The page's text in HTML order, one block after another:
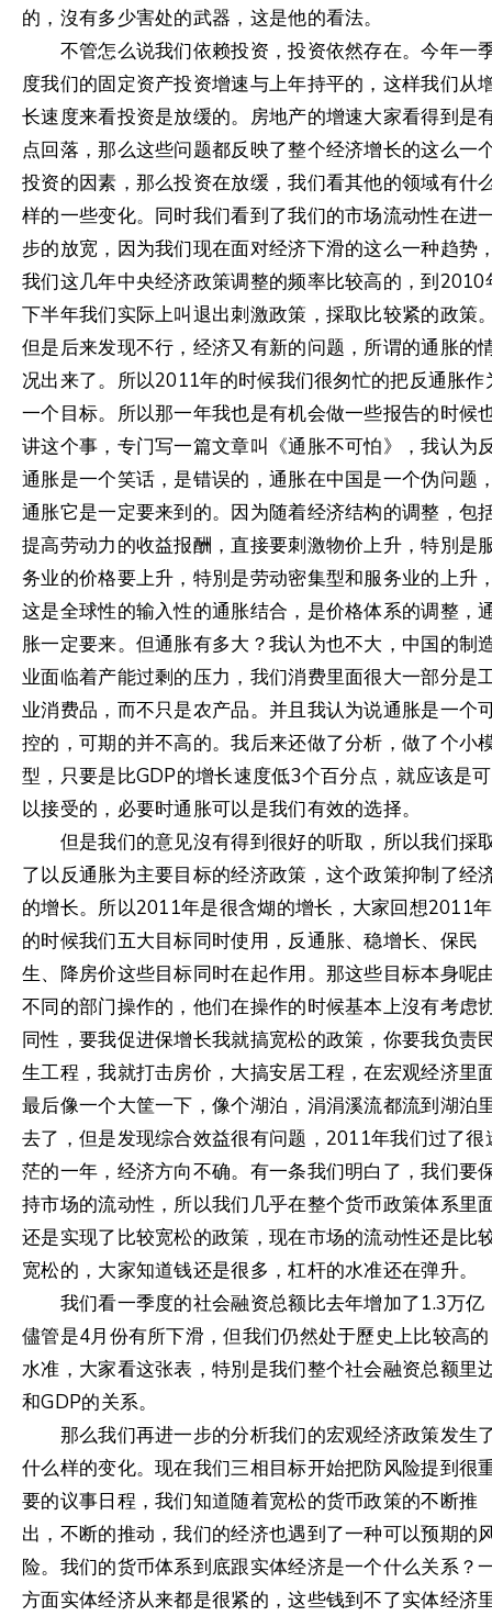
的，沒有多少害处的武器，这是他的看法。
不管怎么说我们依赖投资，投资依然存在。今年一
度我们的固定资产投资增速与上年持平的，这样我们从
长速度来看投资是放缓的。房地产的增速大家看得到是
点回落，那么这些问题都反映了整个经济增长的这么一
投资的因素，那么投资在放缓，我们看其他的领域有什
样的一些变化。同时我们看到了我们的市场流动性在进
步的放宽，因为我们现在面对经济下滑的这么一种趋势
我们这几年中央经济政策调整的频率比较高的，到2010
下半年我们实际上叫退出刺激政策，採取比较紧的政策
但是后来发现不行，经济又有新的问题，所谓的通胀的
况出来了。所以2011年的时候我们很匆忙的把反通胀作
一个目标。所以那一年我也是有机会做一些报告的时候
讲这个事，专门写一篇文章叫《通胀不可怕》，我认为
通胀是一个笑话，是错误的，通胀在中国是一个伪问题
通胀它是一定要来到的。因为随着经济结构的调整，包
提高劳动力的收益报酬，直接要刺激物价上升，特別是
务业的价格要上升，特別是劳动密集型和服务业的上升
这是全球性的输入性的通胀结合，是价格体系的调整，
胀一定要来。但通胀有多大？我认为也不大，中国的制
业面临着产能过剩的压力，我们消费里面很大一部分是
业消费品，而不只是农产品。并且我认为说通胀是一个
控的，可期的并不高的。我后来还做了分析，做了个小
型，只要是比GDP的增长速度低3个百分点，就应该是可
以接受的，必要时通胀可以是我们有效的选择。
但是我们的意见沒有得到很好的听取，所以我们採
了以反通胀为主要目标的经济政策，这个政策抑制了经
的增长。所以2011年是很含煳的增长，大家回想2011年
的时候我们五大目标同时使用，反通胀、稳增长、保民
生、降房价这些目标同时在起作用。那这些目标本身呢
不同的部门操作的，他们在操作的时候基本上沒有考虑
同性，要我促进保增长我就搞宽松的政策，你要我负责
生工程，我就打击房价，大搞安居工程，在宏观经济里
最后像一个大筐一下，像个湖泊，涓涓溪流都流到湖泊
去了，但是发现综合效益很有问题，2011年我们过了很
茫的一年，经济方向不确。有一条我们明白了，我们要
持市场的流动性，所以我们几乎在整个货币政策体系里
还是实现了比较宽松的政策，现在市场的流动性还是比
宽松的，大家知道钱还是很多，杠杆的水准还在弹升。
我们看一季度的社会融资总额比去年增加了1.3万亿
儘管是4月份有所下滑，但我们仍然处于歷史上比较高的
水准，大家看这张表，特別是我们整个社会融资总额里
和GDP的关系。
那么我们再进一步的分析我们的宏观经济政策发生
什么样的变化。现在我们三相目标开始把防风险提到很
要的议事日程，我们知道随着宽松的货币政策的不断推
出，不断的推动，我们的经济也遇到了一种可以预期的
险。我们的货币体系到底跟实体经济是一个什么关系？
方面实体经济从来都是很紧的，这些钱到不了实体经济